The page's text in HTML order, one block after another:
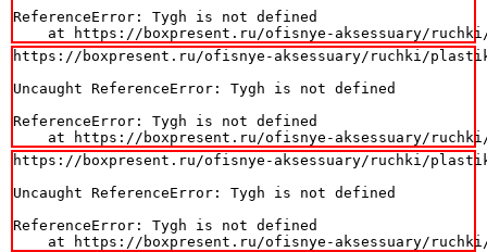
ReferenceError: Tygh is not defined
at https://boxpresent.ru/ofisnye-aksessuary/
https://boxpresent.ru/ofisnye-aksessuary/ruchki/
Uncaught ReferenceError: Tygh is not defined
ReferenceError: Tygh is not defined
at https://boxpresent.ru/ofisnye-aksessuary/
https://boxpresent.ru/ofisnye-aksessuary/ruchki/
Uncaught ReferenceError: Tygh is not defined
ReferenceError: Tygh is not defined
at https://boxpresent.ru/ofisnye-aksessuary/